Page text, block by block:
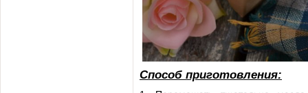
Способ приготовления: